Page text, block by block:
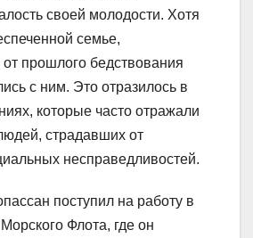
своей молодости. Хотя
семье,
прошлого бедствования
с ним. Это отразилось в
которые часто отражали
страдавших от
несправедливостей.
поступил на работу в
Флота, где он